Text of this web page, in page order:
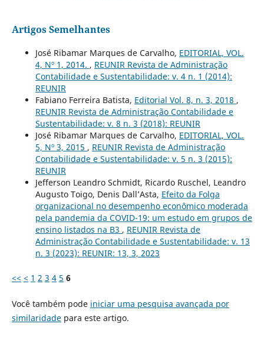
Artigos Semelhantes
José Ribamar Marques de Carvalho, EDITORIAL, VOL.
4, Nº 1, 2014. , REUNIR Revista de Administração
Contabilidade e Sustentabilidade: v. 4 n. 1 (2014):
REUNIR
Fabiano Ferreira Batista, Editorial Vol. 8, n. 3, 2018 ,
REUNIR Revista de Administração Contabilidade e
Sustentabilidade: v. 8 n. 3 (2018): REUNIR
José Ribamar Marques de Carvalho, EDITORIAL, VOL.
5, Nº 3, 2015 , REUNIR Revista de Administração
Contabilidade e Sustentabilidade: v. 5 n. 3 (2015):
REUNIR
Jefferson Leandro Schmidt, Ricardo Ruschel, Leandro
Augusto Toigo, Denis Dall’Asta, Efeito da Folga
organizacional no desempenho econômico moderada
pela pandemia da COVID-19: um estudo em grupos de
ensino listados na B3 , REUNIR Revista de
Administração Contabilidade e Sustentabilidade: v. 13
n. 3 (2023): REUNIR: 13, 3, 2023
<< < 1 2 3 4 5 6
Você também pode iniciar uma pesquisa avançada por
similaridadepara este artigo.